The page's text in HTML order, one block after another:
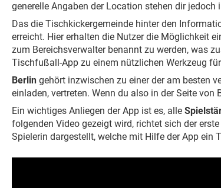
generelle Angaben der Location stehen dir jedoch
Das die Tischkickergemeinde hinter den
erreicht. Hier erhalten die Nutzer die Möglichkeit
zum Bereichsverwalter benannt zu werden, was
Tischfußall-App zu einem nützlichen Werkzeug
Berlin gehört inzwischen zu einer der am besten
einladen, vertreten. Wenn du also in der Seite
Ein wichtiges Anliegen der App ist es, alle
folgenden Video gezeigt wird, richtet sich der
Spielerin dargestellt, welche mit Hilfe der App ein